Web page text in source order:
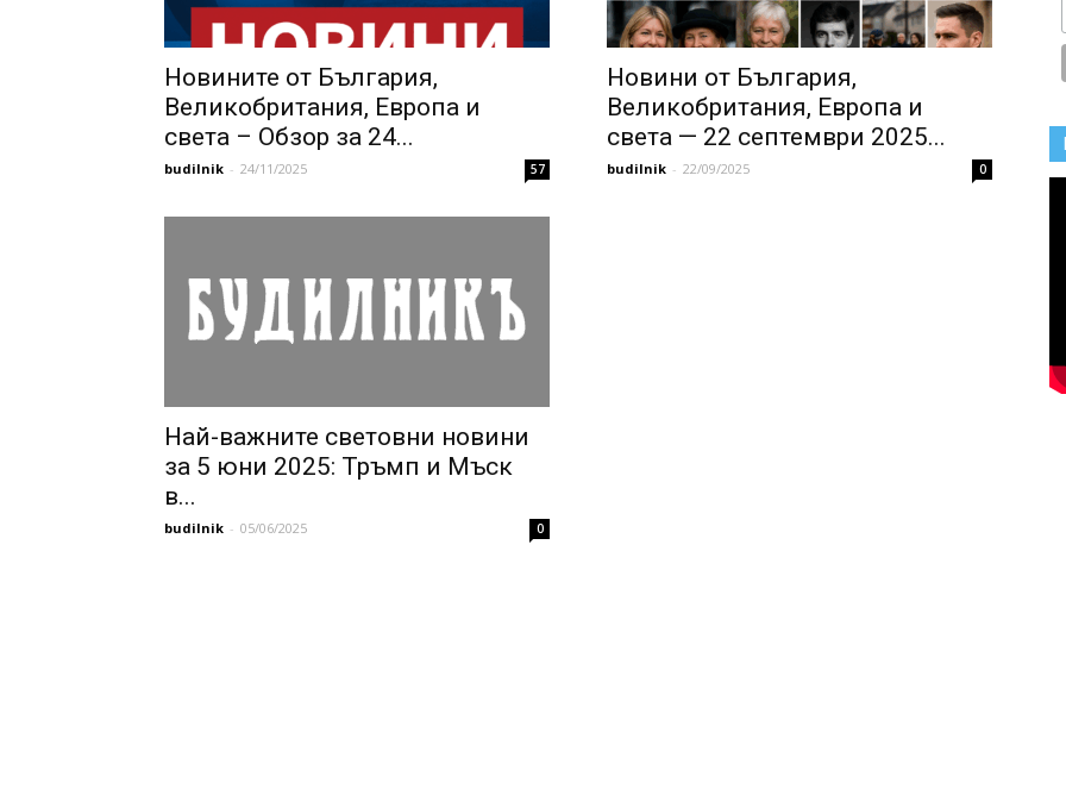
Новините от България,
Великобритания, Европа и
света – Обзор за 24...
budilnik - 24/11/2025 57
Новини от България,
Великобритания, Европа и
света — 22 септември 2025...
budilnik - 22/09/2025 0
Най-важните световни новини
за 5 юни 2025: Тръмп и Мъск
в...
budilnik - 05/06/2025 0